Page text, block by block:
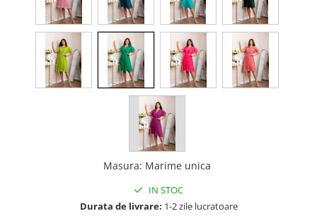
Masura: Marime unica
IN STOC
Durata de livrare: 1-2 zile lucratoare